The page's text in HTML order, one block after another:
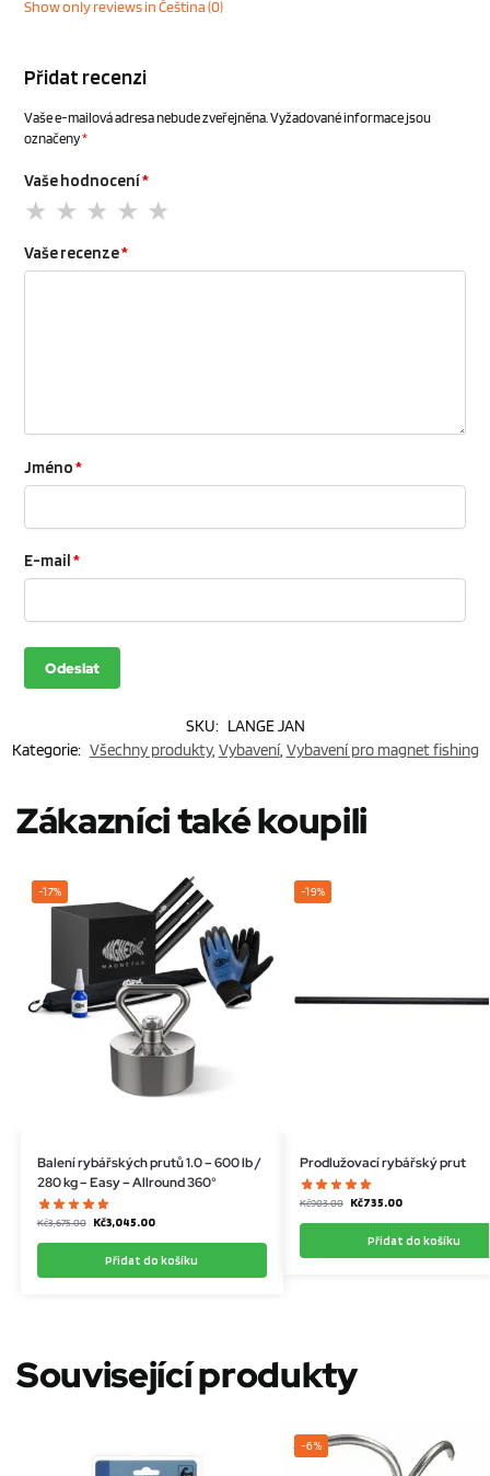
Show only reviews in Čeština (0)
Přidat recenzi
Vaše e-mailová adresa nebude zveřejněna. Vyžadované informace jsou
označeny*
Vaše hodnocení*
Vaše recenze*
Jméno*
E-mail*
SKU: LANGE JAN
Kategorie: Všechny produkty, Vybavení, Vybavení pro magnet fishing
Zákazníci také koupili
-17%
Balení rybářských prutů 1.0 – 600 lb /
280 kg – Easy – Allround 360°
Kč3,675.00 Kč3,045.00
Přidat do košíku
-19%
Prodlužovací rybářský prut
Kč903.00 Kč735.00
Přidat do košíku
Související produkty
-6%